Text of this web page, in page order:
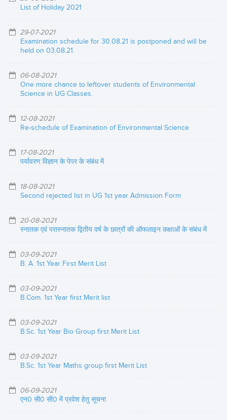
List of Holiday 2021
29-07-2021
Examination schedule for 30.08.21 is postponed and will be
held on 03.08.21.
06-08-2021
One more chance to leftover students of Environmental
Science in UG Classes.
12-08-2021
Re-schedule of Examination of Environmental Science
17-08-2021
पर्यावरण विज्ञान के पेपर के संबंध में
18-08-2021
Second rejected list in UG 1st year Admission Form
20-08-2021
स्नातक एवं परास्नातक द्वितीय वर्ष के छात्रों की ऑफलाइन कक्षाओं के संबंध में
03-09-2021
B. A. 1st Year First Merit List
03-09-2021
B.Com. 1st Year first Merit list
03-09-2021
B.Sc. 1st Year Bio Group first Merit List
03-09-2021
B.Sc. 1st Year Maths group first Merit List
06-09-2021
एन0 सी0 सी0 में प्रवेश हेतु सूचना